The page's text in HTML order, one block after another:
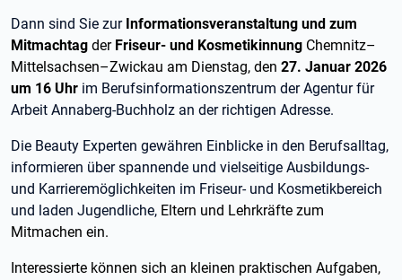
Dann sind Sie zur Informationsveranstaltung und zum
Mitmachtag der Friseur- und Kosmetikinnung Chemnitz–
Mittelsachsen–Zwickau am Dienstag, den 27. Januar 2026
um 16 Uhr im Berufsinformationszentrum der Agentur für
Arbeit Annaberg-Buchholz an der richtigen Adresse.
Die Beauty Experten gewähren Einblicke in den Berufsalltag,
informieren über spannende und vielseitige Ausbildungs-
und Karrieremöglichkeiten im Friseur- und Kosmetikbereich
und laden Jugendliche, Eltern und Lehrkräfte zum
Mitmachen ein.
Interessierte können sich an kleinen praktischen Aufgaben,